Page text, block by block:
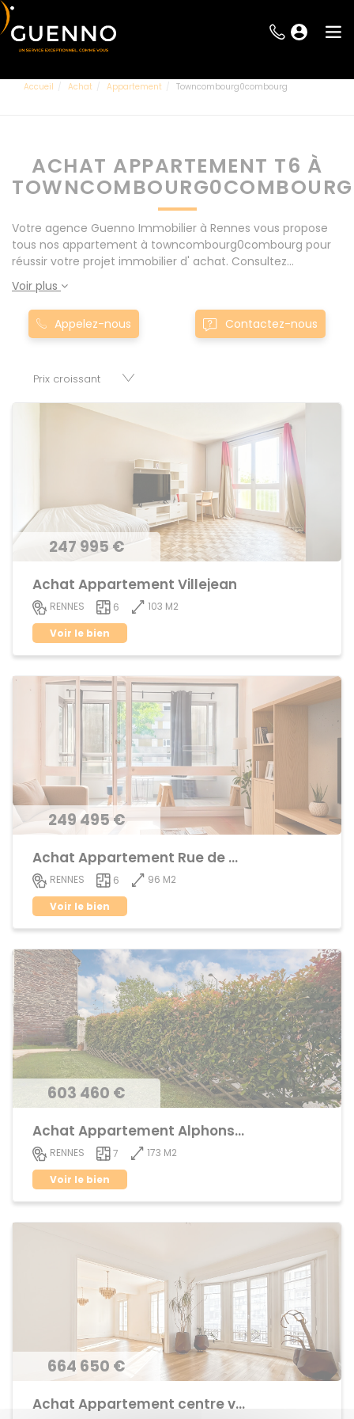
Accueil Achat Appartement Towncombourg0combourg
ACHAT APPARTEMENT T6 À
TOWNCOMBOURG0COMBOURG
Votre agence Guenno Immobilier à Rennes vous propose
tous nos appartement à towncombourg0combourg pour
réussir votre projet immobilier d' achat. Consultez
l'ensemble de nos offres à Rennes mais également aux
alentours : Le Rheu, Pacé, Montgermont... Nos appartement
T6 à towncombourg0combourg sont proposés au meilleur
prix du marché pour permettre au plus grand nombre de
commerces, appartements, maisons, immeubles, terrains
Voir plus
Appelez-nous Contactez-nous
247 995 €
Achat Appartement Villejean
RENNES 6
103 M2
Voir le bien
249 495 €
Achat Appartement Rue de Nantes
RENNES 6
96 M2
Voir le bien
603 460 €
Achat Appartement Alphonse Guerin
RENNES 7
173 M2
Voir le bien
664 650 €
Achat Appartement centre ville